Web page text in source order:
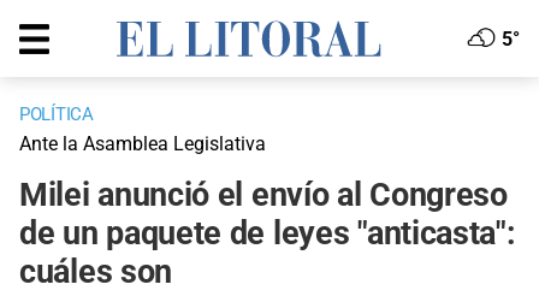
5°
POLÍTICA
Ante la Asamblea Legislativa
Milei anunció el envío al Congreso
de un paquete de leyes "anticasta":
cuáles son